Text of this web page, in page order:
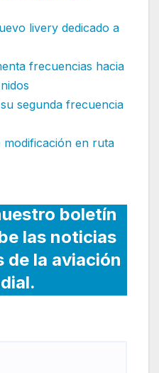
livery dedicado a
frecuencias hacia
segunda frecuencia
modificación en ruta
boletín
las noticias
de la aviación